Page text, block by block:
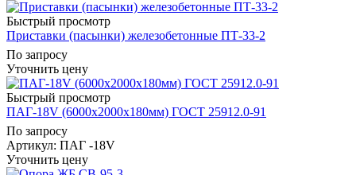
Быстрый просмотр
Приставки (пасынки) железобетонные ПТ-33-2
По запросу
Уточнить цену
Быстрый просмотр
ПАГ-18V (6000х2000х180мм) ГОСТ 25912.0-91
По запросу
Артикул: ПАГ -18V
Уточнить цену